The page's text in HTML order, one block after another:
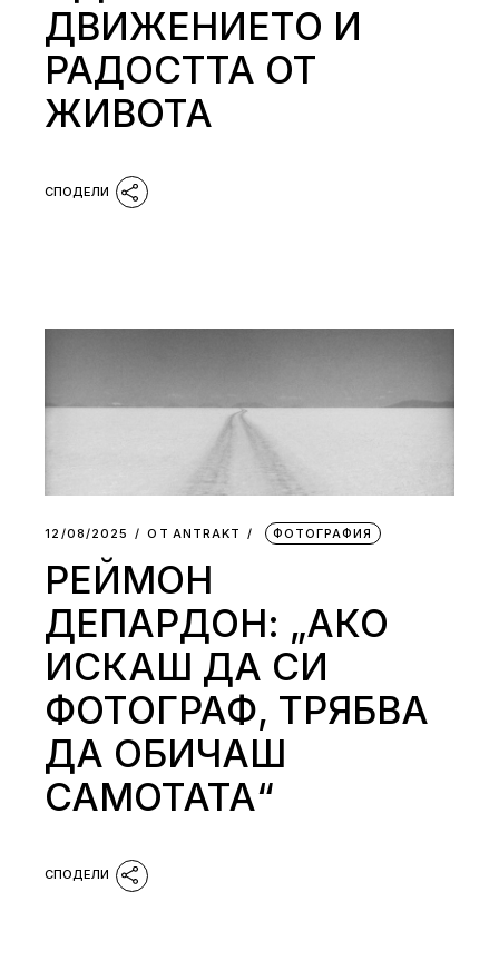
ДВИЖЕНИЕТО И
РАДОСТТА ОТ
ЖИВОТА
12/08/2025 ОТ АNTRAKT ФОТОГРАФИЯ
РЕЙМОН
ДЕПАРДОН: „АКО
ИСКАШ ДА СИ
ФОТОГРАФ, ТРЯБВА
ДА ОБИЧАШ
САМОТАТА“